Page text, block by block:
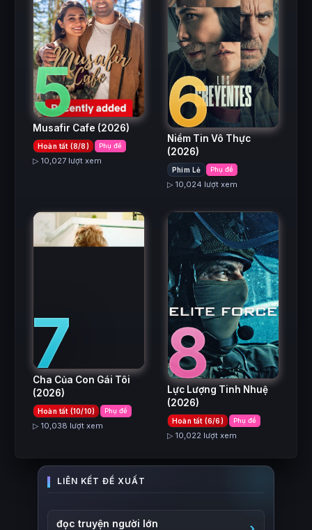
5
Musafir Cafe (2026)
Hoàn tất (8/8) Phụ đề
▷ 10,027 lượt xem
6
Niềm Tin Vô Thực
(2026)
Phim Lẻ Phụ đề
▷ 10,024 lượt xem
7
Cha Của Con Gái Tôi
(2026)
Hoàn tất (10/10) Phụ đề
▷ 10,038 lượt xem
8
Lực Lượng Tinh Nhuệ
(2026)
Hoàn tất (6/6) Phụ đề
▷ 10,022 lượt xem
đọc truyện người lớn